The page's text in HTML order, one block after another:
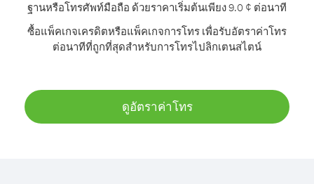
ฐานหรือโทรศัพท์มือถือ ด้วยราคาเริ่มต้นเพียง 9.0 ¢ ต่อนาที
ซื้อแพ็คเกจเครดิตหรือแพ็คเกจการโทร เพื่อรับอัตราค่าโทร
ต่อนาทีที่ถูกที่สุดสำหรับการโทรไปลิกเตนสไตน์
ดูอัตราค่าโทร